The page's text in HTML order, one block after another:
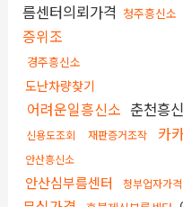
름센터의뢰가격 청주흥신소
증위조
경주흥신소
도난차량찾기
어려운일흥신소 춘천흥
신용도조회 재판증거조작 카
안산흥신소
안산심부름센터 청부업자가격